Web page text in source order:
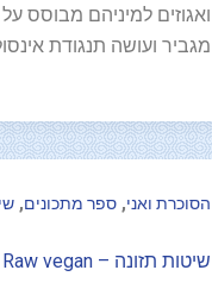
ואגוזים למיניהם מבוסס
מגביר ועושה תנגודת
הסוכרת ואני,ספר מתכונים,
שיטות תזונה – Raw vegan – מזון נא טבעוני